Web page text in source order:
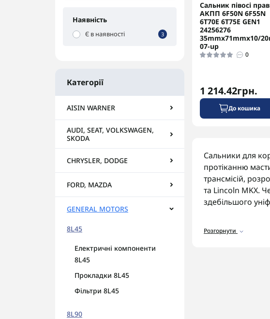
Наявність
Є в наявності 3
Категорії
AISIN WARNER
AUDI, SEAT, VOLKSWAGEN,
SKODA
CHRYSLER, DODGE
FORD, MAZDA
GENERAL MOTORS
8L45
Електричні компоненти
8L45
Прокладки 8L45
Фільтри 8L45
8L90
Сальник півосі
АКПП 6F50N 6F55N
6T70E 6T75E GEN1
24256276
35mmx71mmx10/
07-up
0
1 214.42грн.
До кошика
Сальники для
протіканню
трансмісій,
та Lincoln MKX.
здебільшого
У каталозі
Розгорнути